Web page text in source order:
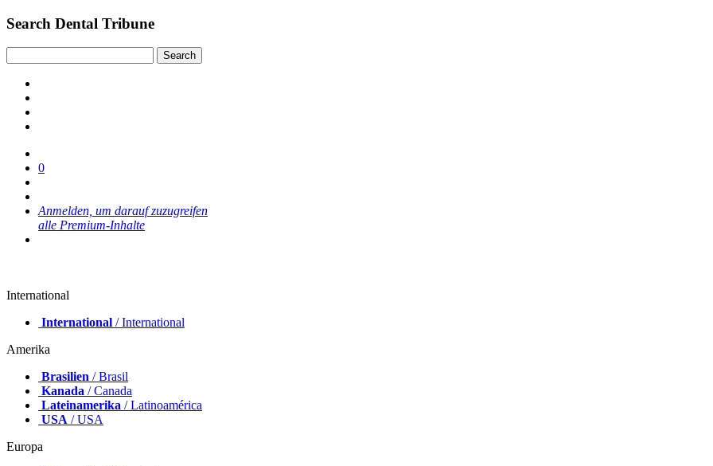
Search Dental Tribune
0
Anmelden, um darauf zuzugreifen
alle Premium-Inhalte
International
International / International
Amerika
Brasilien / Brasil
Kanada / Canada
Lateinamerika / Latinoamérica
USA / USA
Europa